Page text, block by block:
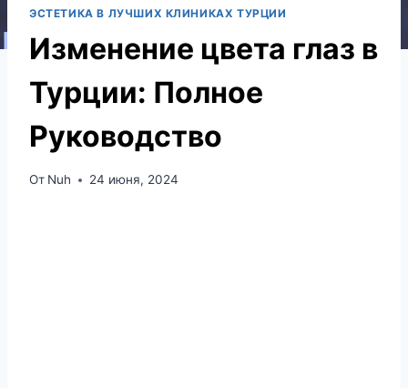
ЭСТЕТИКА В ЛУЧШИХ КЛИНИКАХ ТУРЦИИ
Изменение цвета глаз в
Турции: Полное
Руководство
От Nuh 24 июня, 2024